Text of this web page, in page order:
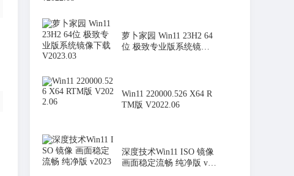
萝卜家园 Win11 23H2 64
位 极致专业版系统镜像
Win11 220000.526 X64 R
TM版 V2022.06
深度技术Win11 ISO 镜像
画面稳定流畅 纯净版 v20